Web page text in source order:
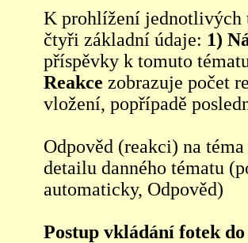
K prohlížení jednotlivých
čtyři základní údaje: 1)
příspěvky k tomuto
Reakce zobrazuje počet
vložení, popřípadě
Odpověd (reakci) na
detailu danného tématu
automaticky, Odpověd)
Postup vkládání fotek